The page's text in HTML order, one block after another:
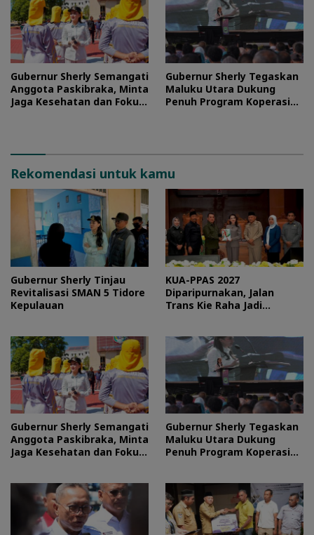
Gubernur Sherly Semangati
Anggota Paskibraka, Minta
Jaga Kesehatan dan Fokus
Gubernur Sherly Tegaskan
Maluku Utara Dukung
Penuh Program Koperasi
Rekomendasi untuk kamu
Gubernur Sherly Tinjau
Revitalisasi SMAN 5 Tidore
Kepulauan
KUA-PPAS 2027
Diparipurnakan, Jalan
Trans Kie Raha Jadi
Gubernur Sherly Semangati
Anggota Paskibraka, Minta
Jaga Kesehatan dan Fokus
Gubernur Sherly Tegaskan
Maluku Utara Dukung
Penuh Program Koperasi